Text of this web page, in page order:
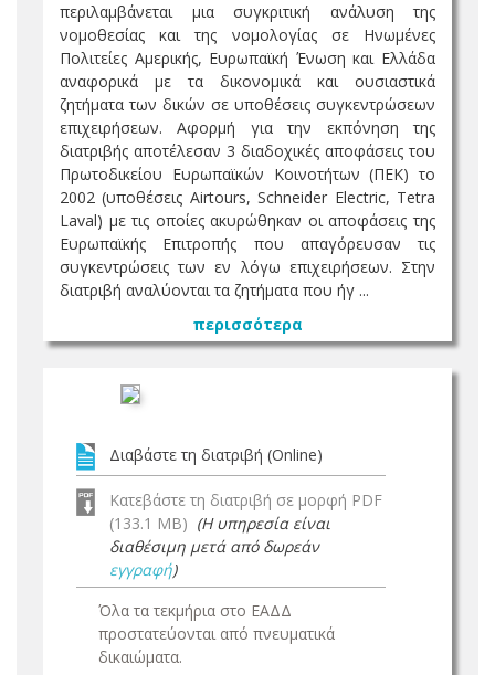
περιλαμβάνεται μια συγκριτική ανάλυση της
νομοθεσίας και της νομολογίας σε Ηνωμένες
Πολιτείες Αμερικής, Ευρωπαϊκή Ένωση και Ελλάδα
αναφορικά με τα δικονομικά και ουσιαστικά
ζητήματα των δικών σε υποθέσεις συγκεντρώσεων
επιχειρήσεων. Αφορμή για την εκπόνηση της
διατριβής αποτέλεσαν 3 διαδοχικές αποφάσεις του
Πρωτοδικείου Ευρωπαϊκών Κοινοτήτων (ΠΕΚ) το
2002 (υποθέσεις Airtours, Schneider Electric, Tetra
Laval) με τις οποίες ακυρώθηκαν οι αποφάσεις της
Ευρωπαϊκής Επιτροπής που απαγόρευσαν τις
συγκεντρώσεις των εν λόγω επιχειρήσεων. Στην
διατριβή αναλύονται τα ζητήματα που ήγ ...
περισσότερα
Διαβάστε τη διατριβή (Online)
Κατεβάστε τη διατριβή σε μορφή PDF
(133.1 MB) (Η υπηρεσία είναι
διαθέσιμη μετά από δωρεάν
εγγραφή)
Όλα τα τεκμήρια στο ΕΑΔΔ
προστατεύονται από πνευματικά
δικαιώματα.